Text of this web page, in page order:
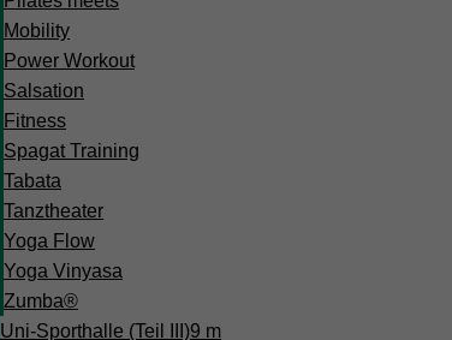
Mobility
Power Workout
Salsation
Fitness
Spagat Training
Tabata
Tanztheater
Yoga Flow
Yoga Vinyasa
Zumba®
Uni-Sporthalle (Teil III)9 m